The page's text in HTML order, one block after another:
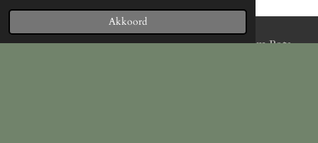
Akkoord
Algemene Voorwaarden Premium Pots